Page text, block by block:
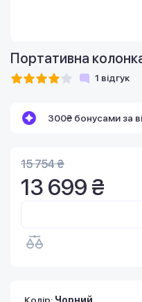
Портативна
1 відгук
300₴ бонусами за
15 754 ₴
13 699 ₴
Колір: Чорний